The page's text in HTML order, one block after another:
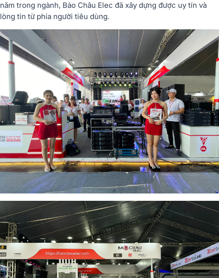
năm trong ngành, Bảo Châu Elec đã xây dựng được uy tín và
lòng tin từ phía người tiêu dùng.